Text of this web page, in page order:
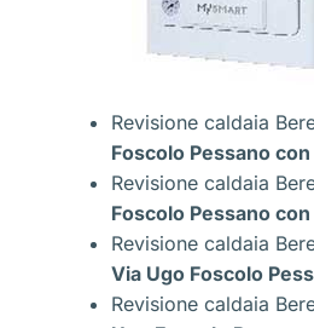
Revisione caldaia
Foscolo Pessano
Revisione caldaia
Foscolo Pessano
Revisione caldaia
Via Ugo Foscolo
Revisione caldaia